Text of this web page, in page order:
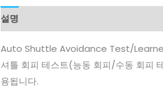
설명
Auto Shuttle Avoidance Test/
셔틀 회피 테스트(능동 회피/수동 회피
용됩니다.